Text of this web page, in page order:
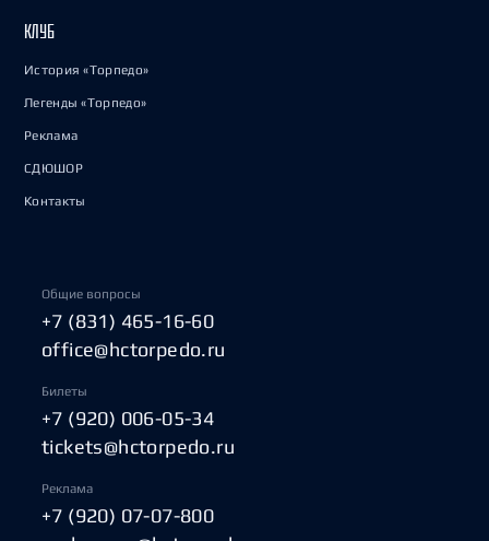
КЛУБ
История «Торпедо»
Легенды «Торпедо»
Реклама
СДЮШОР
Контакты
Общие вопросы
+7 (831) 465-16-60
office@hctorpedo.ru
Билеты
+7 (920) 006-05-34
tickets@hctorpedo.ru
Реклама
+7 (920) 07-07-800